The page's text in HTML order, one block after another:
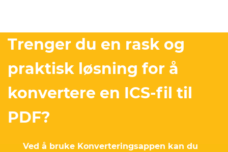
Trenger du en rask og
praktisk løsning for å
konvertere en ICS-fil til
PDF?
Ved å bruke Konverteringsappen kan du